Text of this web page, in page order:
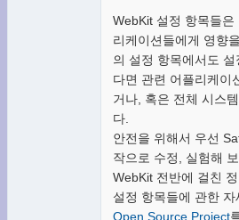
WebKit 설정 항목들
리케이션들에게 영향
의 설정 항목에서도
다면 관련 어플리케이
거나, 혹은 전체 시스
다.
안전을 위해서 우선
작으로 수정, 실험해
WebKit 전반에 걸친
설정 항목들에 관한 자
Open Source Project